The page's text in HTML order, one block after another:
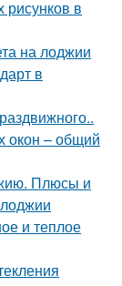
в
на лоджии
в
окон – общий
Плюсы и
и теплое